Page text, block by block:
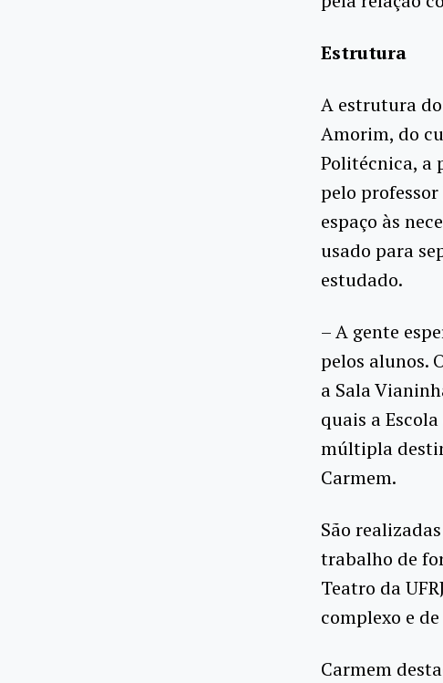
Estrutura
A estrutura
Amorim, do
Politécnica, a
pelo
espaço às
usado para
estudado.
– A gente
pelos alunos.
a Sala
quais a
múltipla
Carmem.
São
trabalho de
Teatro da
complexo e
Carmem